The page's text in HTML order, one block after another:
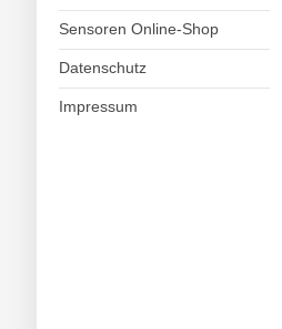
Sensoren Online-Shop
Datenschutz
Impressum